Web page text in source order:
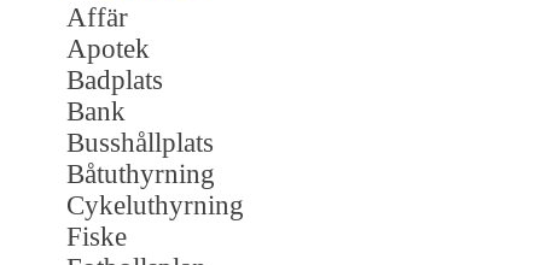
Affär
Apotek
Badplats
Bank
Busshållplats
Båtuthyrning
Cykeluthyrning
Fiske